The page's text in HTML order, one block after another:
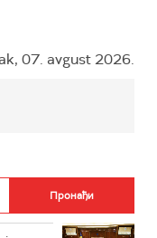
07. avgust 2026.